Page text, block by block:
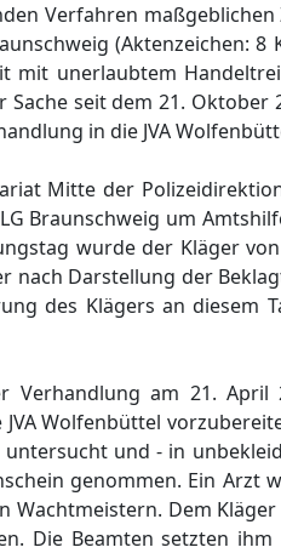
Verfahren
(Aktenzeichen: 8
mit unerlaubtem
Sache seit dem 21.
in die JVA
Mitte der
Braunschweig um
wurde der Kläger
nach Darstellung der
des Klägers an diesem
Verhandlung am 21.
Wolfenbüttel
und - in
genommen. Ein Arzt
Wachtmeistern. Dem
Die Beamten setzten